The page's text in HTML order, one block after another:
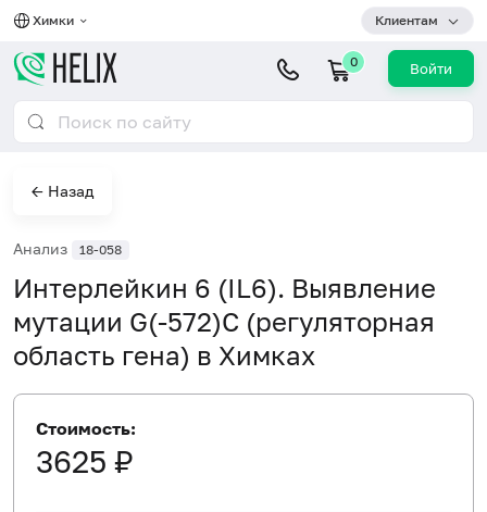
Химки Клиентам
0 Войти
← Назад
Анализ 18-058
Интерлейкин 6 (IL6). Выявление
мутации G(-572)C (регуляторная
область гена) в Химках
Стоимость:
3625 ₽